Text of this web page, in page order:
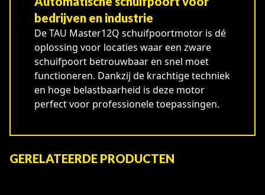
bedrijven en industrie
De TAU Master12Q schuifpoortmotor is dé
oplossing voor locaties waar een zware
schuifpoort betrouwbaar en snel moet
functioneren. Dankzij de krachtige techniek
en hoge belastbaarheid is deze motor
perfect voor professionele toepassingen.
GERELATEERDE PRODUCTEN